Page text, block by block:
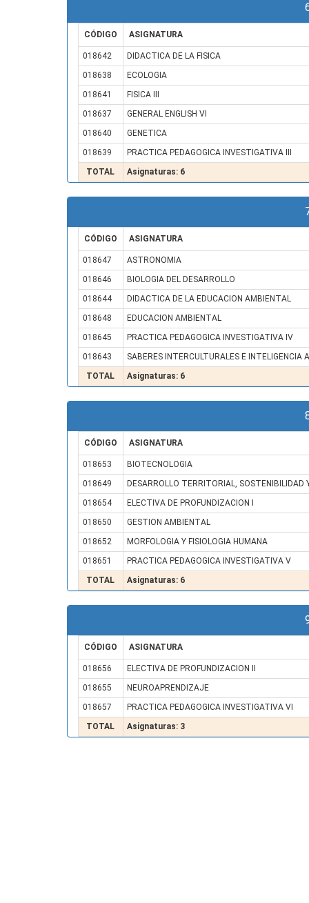
CÓDIGO ASIGNATURA
018642
DIDACTICA DE LA FISICA
018638
ECOLOGIA
018641
FISICA III
018637
GENERAL ENGLISH VI
018640
GENETICA
018639
PRACTICA PEDAGOGICA INVESTIGATIVA III
TOTAL
Asignaturas: 6
CÓDIGO ASIGNATURA
018647
ASTRONOMIA
018646
BIOLOGIA DEL DESARROLLO
018644
DIDACTICA DE LA EDUCACION AMBIENTAL
018648
EDUCACION AMBIENTAL
018645
PRACTICA PEDAGOGICA INVESTIGATIVA IV
018643
SABERES INTERCULTURALES E INTELIGENCIA
TOTAL
Asignaturas: 6
CÓDIGO ASIGNATURA
018653
BIOTECNOLOGIA
018649
DESARROLLO TERRITORIAL, SOSTENIBILIDAD
018654
ELECTIVA DE PROFUNDIZACION I
018650
GESTION AMBIENTAL
018652
MORFOLOGIA Y FISIOLOGIA HUMANA
018651
PRACTICA PEDAGOGICA INVESTIGATIVA V
TOTAL
Asignaturas: 6
CÓDIGO ASIGNATURA
018656
ELECTIVA DE PROFUNDIZACION II
018655
NEUROAPRENDIZAJE
018657
PRACTICA PEDAGOGICA INVESTIGATIVA VI
TOTAL
Asignaturas: 3